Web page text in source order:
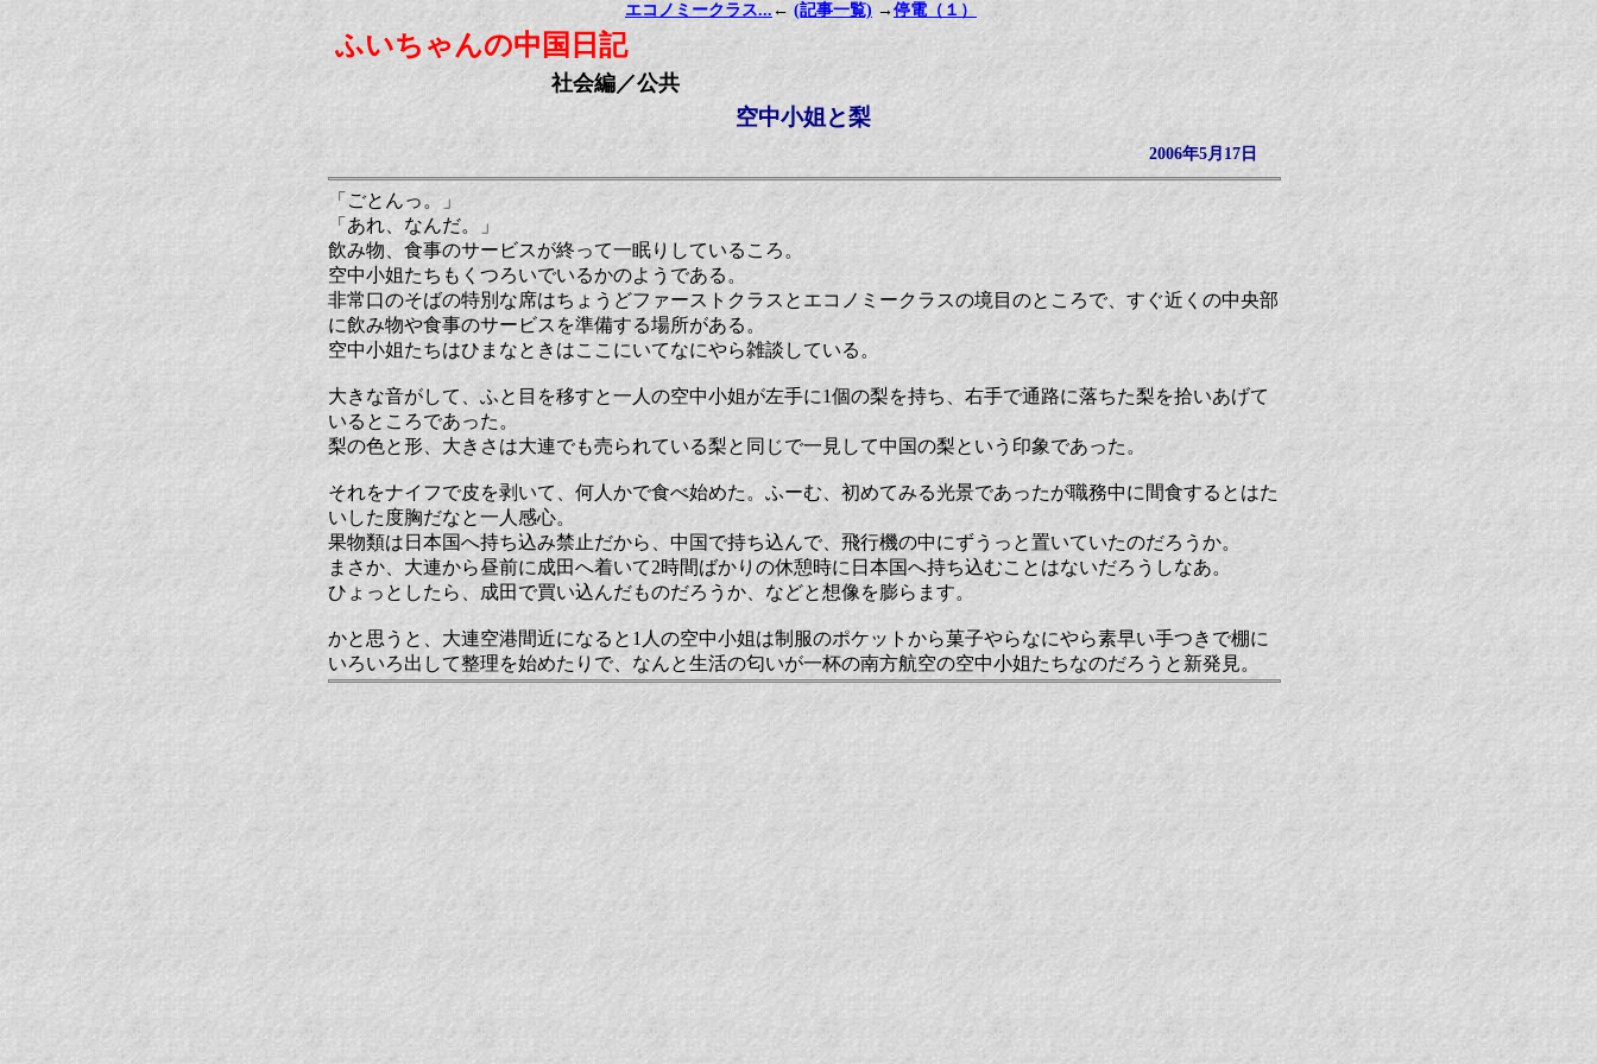
エコノミークラス... ← (記事一覧) →停電（１）
ふいちゃんの中国日記
社会編／公共
空中小姐と梨
2006年5月17日
「ごとんっ。」
「あれ、なんだ。」
飲み物、食事のサービスが終って一眠りしているころ。
空中小姐たちもくつろいでいるかのようである。
非常口のそばの特別な席はちょうどファーストクラスとエコノミークラスの境目のところで、すぐ近くの中央部
に飲み物や食事のサービスを準備する場所がある。
空中小姐たちはひまなときはここにいてなにやら雑談している。
大きな音がして、ふと目を移すと一人の空中小姐が左手に1個の梨を持ち、右手で通路に落ちた梨を拾いあげて
いるところであった。
梨の色と形、大きさは大連でも売られている梨と同じで一見して中国の梨という印象であった。
それをナイフで皮を剥いて、何人かで食べ始めた。ふーむ、初めてみる光景であったが職務中に間食するとはた
いした度胸だなと一人感心。
果物類は日本国へ持ち込み禁止だから、中国で持ち込んで、飛行機の中にずうっと置いていたのだろうか。
まさか、大連から昼前に成田へ着いて2時間ばかりの休憩時に日本国へ持ち込むことはないだろうしなあ。
ひょっとしたら、成田で買い込んだものだろうか、などと想像を膨らます。
かと思うと、大連空港間近になると1人の空中小姐は制服のポケットから菓子やらなにやら素早い手つきで棚に
いろいろ出して整理を始めたりで、なんと生活の匂いが一杯の南方航空の空中小姐たちなのだろうと新発見。